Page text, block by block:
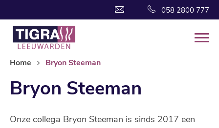
058 2800 777
Home Bryon Steeman
Bryon Steeman
Onze collega Bryon Steeman is sinds 2017 een